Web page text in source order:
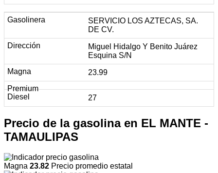
SERVICIO LOS AZTECAS, SA.
DE CV.
Miguel Hidalgo Y Benito Juárez
Esquina S/N
23.99
27
Precio de la gasolina en EL MANTE -
TAMAULIPAS
Magna 23.82 Precio promedio estatal